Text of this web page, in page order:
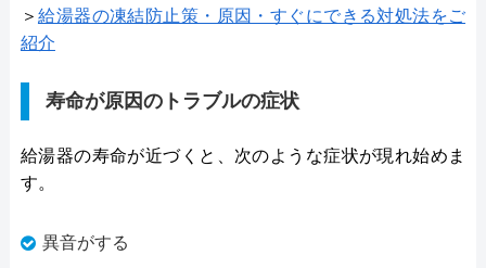
＞ 給湯器の凍結防止策・原因・すぐにできる対処法をご
紹介
寿命が原因のトラブルの症状
給湯器の寿命が近づくと、次のような症状が現れ始めま
す。
異音がする